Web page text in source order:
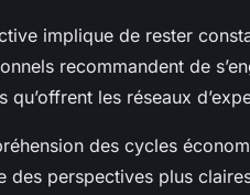
implique de rester
recommandent de
qu’offrent les réseaux
des cycles
des perspectives plus